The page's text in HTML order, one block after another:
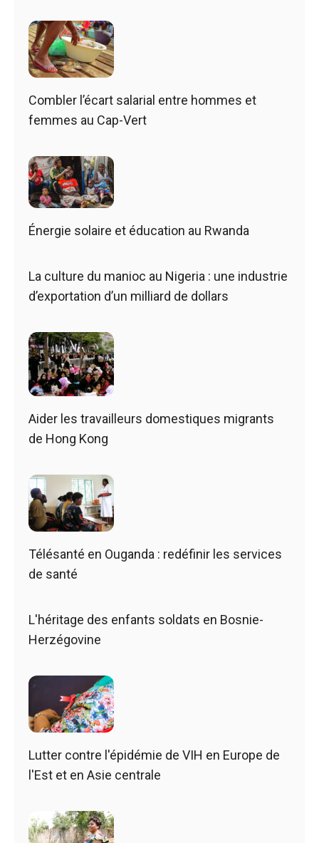
Combler l’écart salarial entre hommes et
femmes au Cap-Vert
Énergie solaire et éducation au Rwanda
La culture du manioc au Nigeria : une industrie
d’exportation d’un milliard de dollars
Aider les travailleurs domestiques migrants
de Hong Kong
Télésanté en Ouganda : redéfinir les services
de santé
L'héritage des enfants soldats en Bosnie-
Herzégovine
Lutter contre l'épidémie de VIH en Europe de
l'Est et en Asie centrale